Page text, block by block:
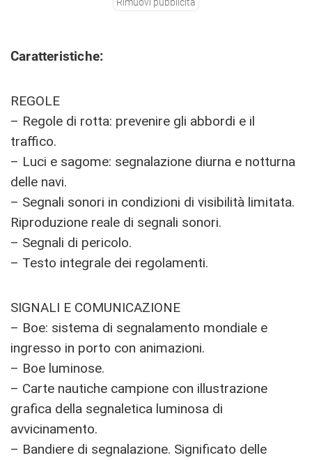
Caratteristiche:
REGOLE
– Regole di rotta: prevenire gli abbordi e il
traffico.
– Luci e sagome: segnalazione diurna e notturna
delle navi.
– Segnali sonori in condizioni di visibilità limitata.
Riproduzione reale di segnali sonori.
– Segnali di pericolo.
– Testo integrale dei regolamenti.
SIGNALI E COMUNICAZIONE
– Boe: sistema di segnalamento mondiale e
ingresso in porto con animazioni.
– Boe luminose.
– Carte nautiche campione con illustrazione
grafica della segnaletica luminosa di
avvicinamento.
– Bandiere di segnalazione. Significato delle